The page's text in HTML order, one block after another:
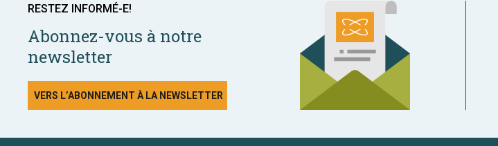
RESTEZ INFORMÉ-E!
Abonnez-vous à notre
newsletter
VERS L’ABONNEMENT À LA NEWSLETTER